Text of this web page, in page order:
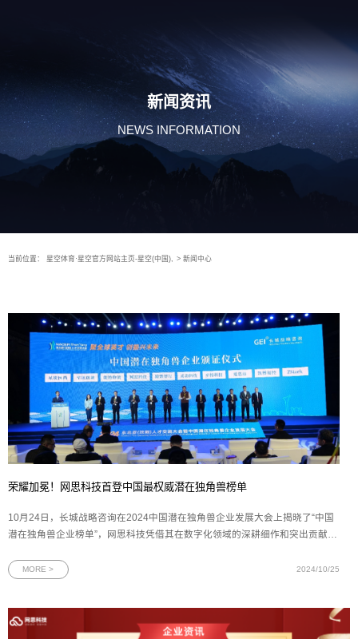
新闻资讯
NEWS INFORMATION
当前位置： 星空体育·星空官方网站主页-星空(中国), > 新闻中心
荣耀加冕！网思科技首登中国最权威潜在独角兽榜单
10月24日，长城战略咨询在2024中国潜在独角兽企业发展大会上揭晓了“中国
潜在独角兽企业榜单”，网思科技凭借其在数字化领域的深耕细作和突出贡献成
为网思科技代表（左六）上台领奖网思科技首次跻身榜单，不仅是长城战略咨
MORE > 2024/10/25